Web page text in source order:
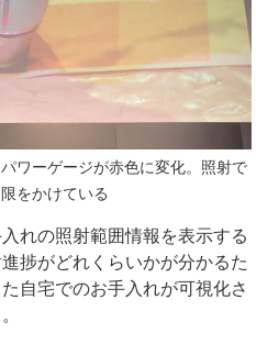
ワーゲージが赤色に変化。照射で
をかけている
れの照射範囲情報を表示する
捗がどれくらいかが分かるた
自宅でのお手入れが可視化さ